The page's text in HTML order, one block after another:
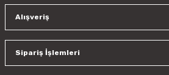
Alışveriş
Sipariş İşlemleri